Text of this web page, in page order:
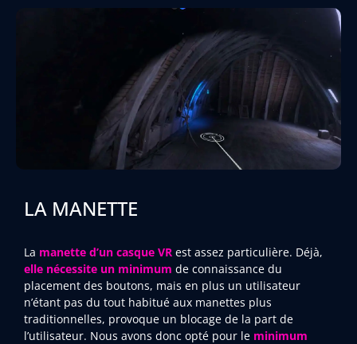
LA MANETTE
La manette d’un casque VR est assez particulière. Déjà,
elle nécessite un minimum de connaissance du
placement des boutons, mais en plus un utilisateur
n’étant pas du tout habitué aux manettes plus
traditionnelles, provoque un blocage de la part de
l’utilisateur. Nous avons donc opté pour le minimum